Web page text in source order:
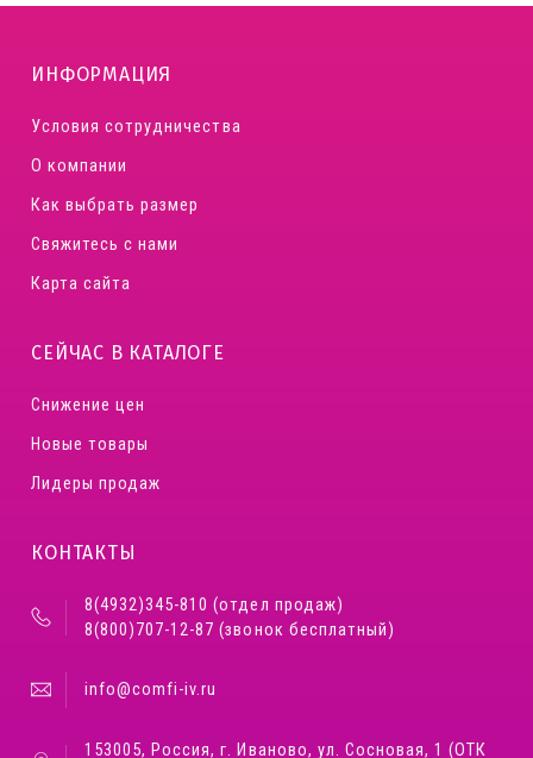
ИНФОРМАЦИЯ
Условия сотрудничества
О компании
Как выбрать размер
Свяжитесь с нами
Карта сайта
СЕЙЧАС В КАТАЛОГЕ
Снижение цен
Новые товары
Лидеры продаж
КОНТАКТЫ
8(4932)345-810 (отдел продаж)
8(800)707-12-87 (звонок бесплатный)
info@comfi-iv.ru
153005, Россия, г. Иваново, ул. Сосновая, 1 (ОТК